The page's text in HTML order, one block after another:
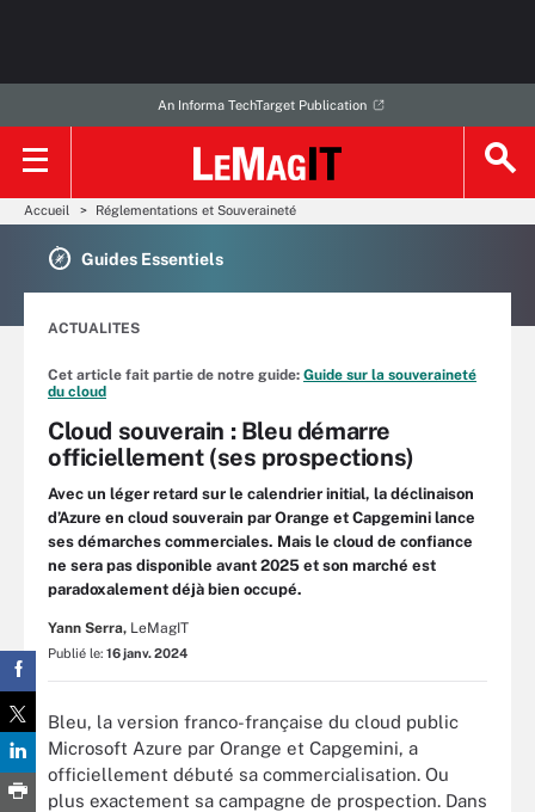
An Informa TechTarget Publication
Accueil Réglementations et Souveraineté
Guides Essentiels
ACTUALITES
Cet article fait partie de notre guide: Guide sur la souveraineté
du cloud
Cloud souverain : Bleu démarre
officiellement (ses prospections)
Avec un léger retard sur le calendrier initial, la déclinaison
d’Azure en cloud souverain par Orange et Capgemini lance
ses démarches commerciales. Mais le cloud de confiance
ne sera pas disponible avant 2025 et son marché est
paradoxalement déjà bien occupé.
Yann Serra, LeMagIT
Publié le: 16 janv. 2024
Bleu, la version franco-française du cloud public
Microsoft Azure par Orange et Capgemini, a
officiellement débuté sa commercialisation. Ou
plus exactement sa campagne de prospection. Dans